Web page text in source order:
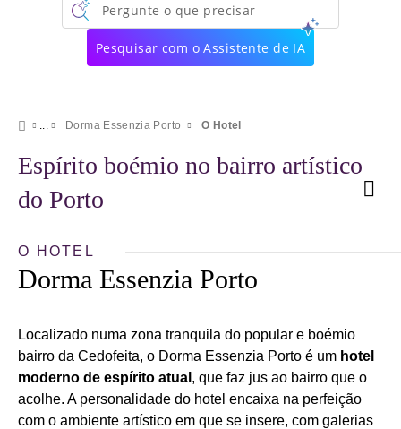
Pergunte o que precisar
Pesquisar com o Assistente de IA
Dorma Essenzia Porto O Hotel
Espírito boémio no bairro artístico
do Porto
O HOTEL
Dorma Essenzia Porto
Localizado numa zona tranquila do popular e boémio
bairro da Cedofeita, o Dorma Essenzia Porto é um hotel
moderno de espírito atual , que faz jus ao bairro que o
acolhe. A personalidade do hotel encaixa na perfeição
com o ambiente artístico em que se insere, com galerias